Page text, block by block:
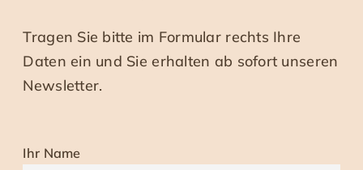
Tragen Sie bitte im Formular rechts Ihre
Daten ein und Sie erhalten ab sofort unseren
Newsletter.
Ihr Name